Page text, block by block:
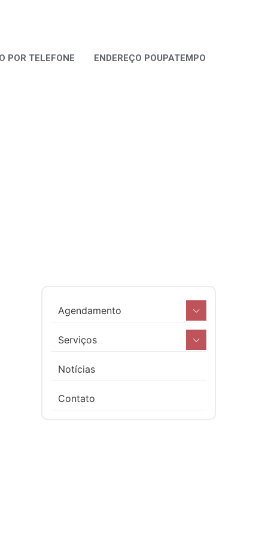
POR TELEFONE ENDEREÇO POUPATEMPO
Agendamento
Serviços
Notícias
Contato